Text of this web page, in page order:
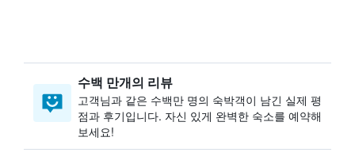
수백 만개의 리뷰
고객님과 같은 수백만 명의 숙박객이 남긴 실제 평
점과 후기입니다. 자신 있게 완벽한 숙소를 예약해
보세요!